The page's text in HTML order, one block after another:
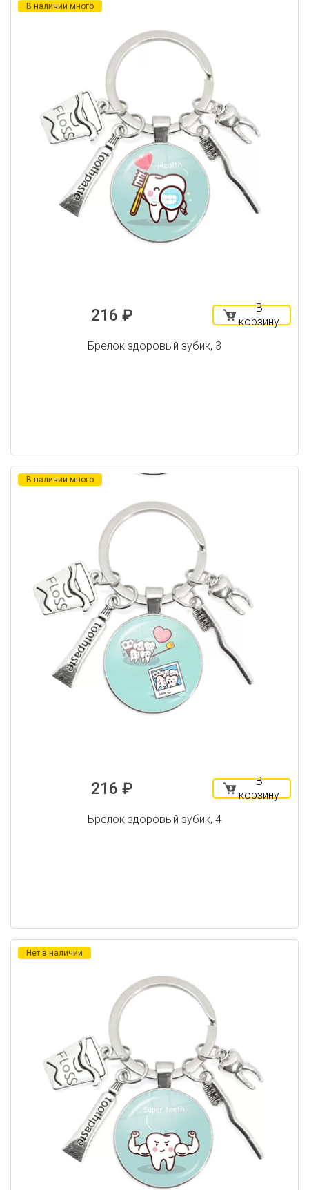
В наличии много
216 ₽
В
корзину
Брелок здоровый зубик, 3
В наличии много
216 ₽
В
корзину
Брелок здоровый зубик, 4
Нет в наличии